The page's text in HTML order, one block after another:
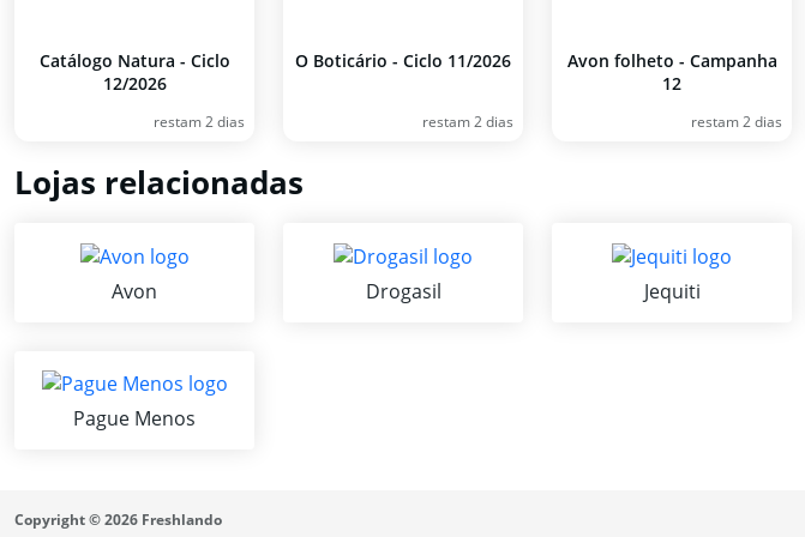
Catálogo Natura - Ciclo
12/2026
restam 2 dias
O Boticário - Ciclo 11/2026
restam 2 dias
Avon folheto - Campanha
12
restam 2 dias
Lojas relacionadas
Avon Drogasil Jequiti
Pague Menos
Copyright © 2026 Freshlando